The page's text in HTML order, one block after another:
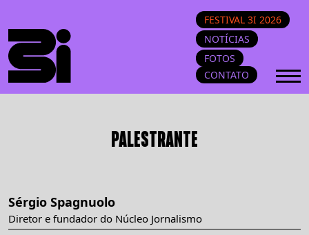
FESTIVAL 3I 2026
NOTÍCIAS
FOTOS
CONTATO
PALESTRANTE
Sérgio Spagnuolo
Diretor e fundador do Núcleo Jornalismo